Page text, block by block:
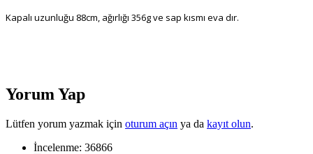
Kapalı uzunluğu 88cm, ağırlığı 356g ve sap kısmı eva dır.
Yorum Yap
Lütfen yorum yazmak için oturum açın ya da kayıt olun.
İncelenme: 36866